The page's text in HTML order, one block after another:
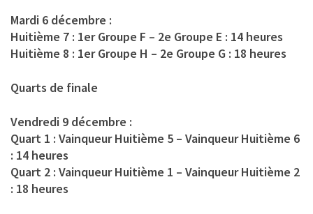
Mardi 6 décembre :
Huitième 7 : 1er Groupe F – 2e Groupe E : 14 heures
Huitième 8 : 1er Groupe H – 2e Groupe G : 18 heures
Quarts de finale
Vendredi 9 décembre :
Quart 1 : Vainqueur Huitième 5 – Vainqueur Huitième 6
: 14 heures
Quart 2 : Vainqueur Huitième 1 – Vainqueur Huitième 2
: 18 heures